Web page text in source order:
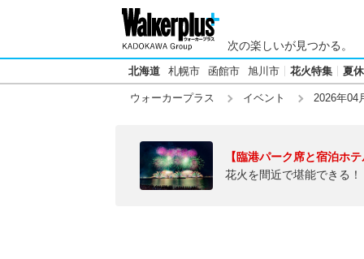
次の楽しいが見つかる。
北海道 札幌市 函館市 旭川市 花火特集 夏
ウォーカープラス イベント 2026年04
【臨港パーク席と宿泊ホ
花火を間近で堪能できる